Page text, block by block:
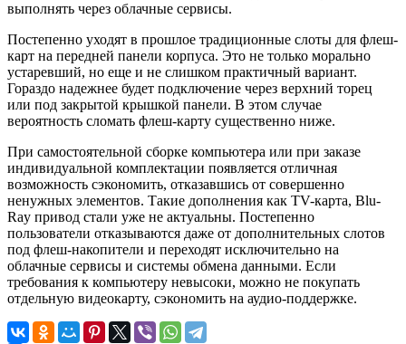
выполнять через облачные сервисы.
Постепенно уходят в прошлое традиционные слоты для флеш-
карт на передней панели корпуса. Это не только морально
устаревший, но еще и не слишком практичный вариант.
Гораздо надежнее будет подключение через верхний торец
или под закрытой крышкой панели. В этом случае
вероятность сломать флеш-карту существенно ниже.
При самостоятельной сборке компьютера или при заказе
индивидуальной комплектации появляется отличная
возможность сэкономить, отказавшись от совершенно
ненужных элементов. Такие дополнения как TV-карта, Blu-
Ray привод стали уже не актуальны. Постепенно
пользователи отказываются даже от дополнительных слотов
под флеш-накопители и переходят исключительно на
облачные сервисы и системы обмена данными. Если
требования к компьютеру невысоки, можно не покупать
отдельную видеокарту, сэкономить на аудио-поддержке.